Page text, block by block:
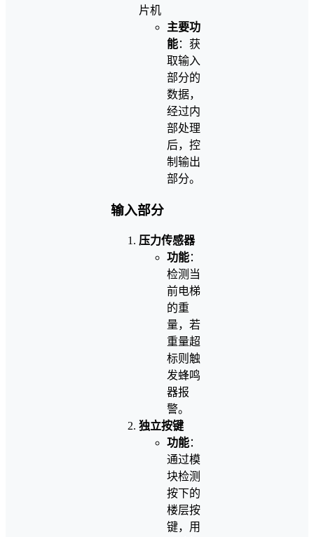
片机
主要功
能：获
取输入
部分的
数据，
经过内
部处理
后，控
制输出
部分。
输入部分
压力传感器
功能：
检测当
前电梯
的重
量，若
重量超
标则触
发蜂鸣
器报
警。
独立按键
功能：
通过模
块检测
按下的
楼层按
键，用